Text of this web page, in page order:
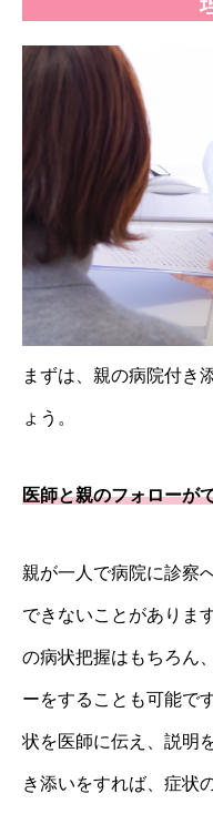
まずは、親の病院付き
ょう。
医師と親のフォローが
親が一人で病院に診察
できないことがありま
の病状把握はもちろん
ーをすることも可能で
状を医師に伝え、説明
き添いをすれば、症状